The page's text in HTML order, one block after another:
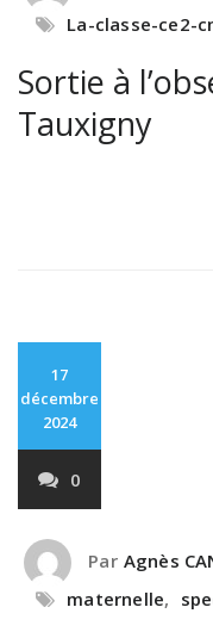
La-classe-ce2-
Sortie à
Tauxigny
17
décembre
2024
0
Par Agnès
maternelle,